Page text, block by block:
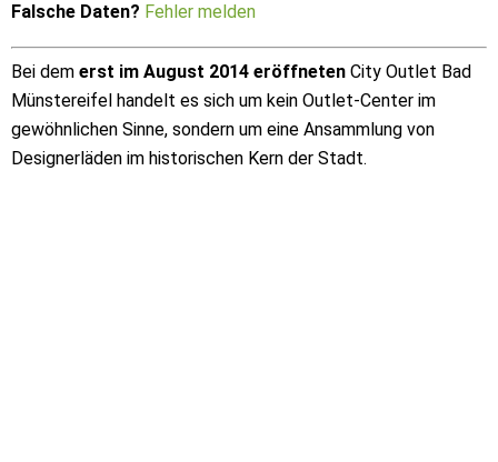
Falsche Daten? Fehler melden
Bei dem erst im August 2014 eröffneten City Outlet Bad
Münstereifel handelt es sich um kein Outlet-Center im
gewöhnlichen Sinne, sondern um eine Ansammlung von
Designerläden im historischen Kern der Stadt.